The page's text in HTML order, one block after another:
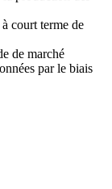
court terme de
de marché
par le biais